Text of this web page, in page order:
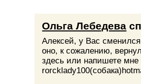
Ольга Лебедева
Алексей, у Вас
оно, к сожалению,
здесь или напишете мне